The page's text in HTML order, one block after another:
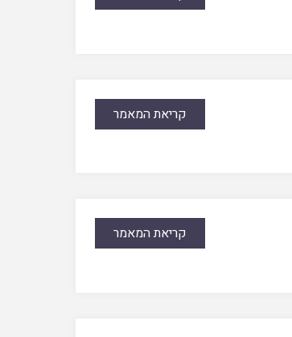
קריאת המאמר
קריאת המאמר